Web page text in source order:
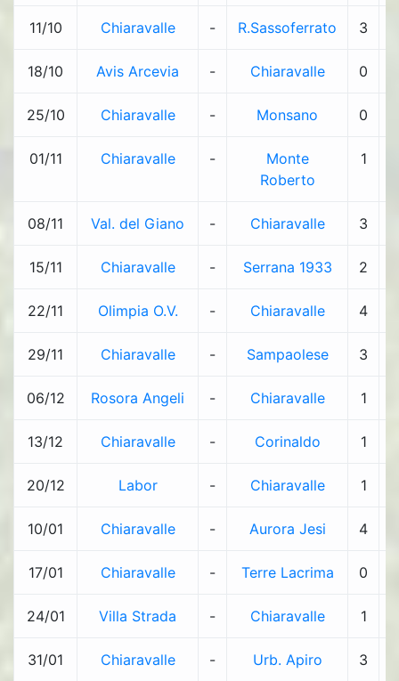
11/10 Chiaravalle - R.Sassoferrato 3
18/10 Avis Arcevia - Chiaravalle 0
25/10 Chiaravalle - Monsano 0
01/11 Chiaravalle -
Monte
Roberto
1
08/11 Val. del Giano - Chiaravalle 3
15/11 Chiaravalle - Serrana 1933 2
22/11 Olimpia O.V. - Chiaravalle 4
29/11 Chiaravalle - Sampaolese 3
06/12 Rosora Angeli - Chiaravalle 1
13/12 Chiaravalle - Corinaldo 1
20/12 Labor - Chiaravalle 1
10/01 Chiaravalle - Aurora Jesi 4
17/01 Chiaravalle - Terre Lacrima 0
24/01 Villa Strada - Chiaravalle 1
31/01 Chiaravalle - Urb. Apiro 3